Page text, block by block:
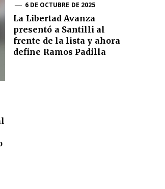
6 DE OCTUBRE DE 2025
La Libertad Avanza
presentó a Santilli al
frente de la lista y ahora
define Ramos Padilla